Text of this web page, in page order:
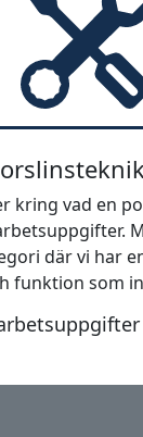
kring vad en
där vi har
funktion som